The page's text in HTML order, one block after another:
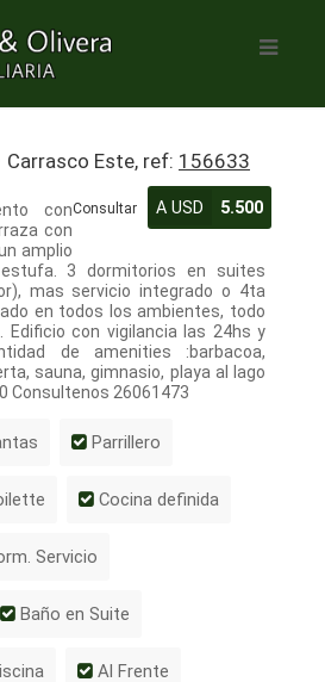
Carrasco Este, ref: 156633
Consultar A USD 5.500
con
con
amplio
3 dormitorios en suites
mas servicio integrado o 4ta
en todos los ambientes, todo
Edificio con vigilancia las 24hs y
de amenities :barbacoa,
sauna, gimnasio, playa al lago
Consultenos 26061473
Parrillero
Cocina definida
Servicio
Baño en Suite
Al Frente